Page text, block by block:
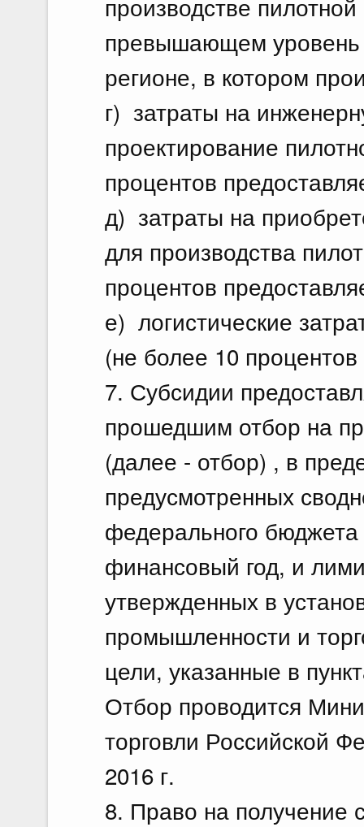
производстве
превышающем уровень
регионе, в котором
г) затраты на
проектирование
процентов
д) затраты на
для производства
процентов
е) логистические
(не более 10
7. Субсидии
прошедшим отбор на
(далее - отбор) , в
предусмотренных
федерального
финансовый год, и
утвержденных в
промышленности и
цели, указанные в
Отбор проводится
торговли Российской
2016 г.
8. Право на получение